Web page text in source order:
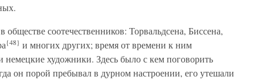
соотечественников: Торвальдсена, Биссена,
{48} и многих других; время от времени к ним
художники. Здесь было с кем поговорить
он порой пребывал в дурном настроении, его утешали